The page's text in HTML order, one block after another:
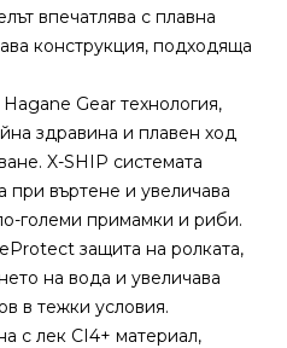
впечатлява с плавна
конструкция, подходяща
Gear технология,
здравина и плавен ход
X-SHIP системата
при въртене и увеличава
големи примамки и риби.
защита на ролката,
на вода и увеличава
в тежки условия.
с лек CI4+ материал,